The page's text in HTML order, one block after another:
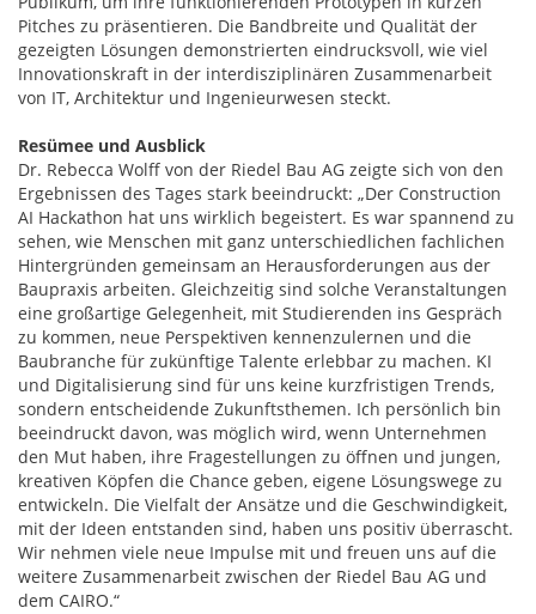
Pitches zu präsentieren. Die Bandbreite und Qualität der
gezeigten Lösungen demonstrierten eindrucksvoll, wie viel
Innovationskraft in der interdisziplinären Zusammenarbeit
von IT, Architektur und Ingenieurwesen steckt.
Resümee und Ausblick
Dr. Rebecca Wolff von der Riedel Bau AG zeigte sich von den
Ergebnissen des Tages stark beeindruckt: „Der Construction
AI Hackathon hat uns wirklich begeistert. Es war spannend zu
sehen, wie Menschen mit ganz unterschiedlichen fachlichen
Hintergründen gemeinsam an Herausforderungen aus der
Baupraxis arbeiten. Gleichzeitig sind solche Veranstaltungen
eine großartige Gelegenheit, mit Studierenden ins Gespräch
zu kommen, neue Perspektiven kennenzulernen und die
Baubranche für zukünftige Talente erlebbar zu machen. KI
und Digitalisierung sind für uns keine kurzfristigen Trends,
sondern entscheidende Zukunftsthemen. Ich persönlich bin
beeindruckt davon, was möglich wird, wenn Unternehmen
den Mut haben, ihre Fragestellungen zu öffnen und jungen,
kreativen Köpfen die Chance geben, eigene Lösungswege zu
entwickeln. Die Vielfalt der Ansätze und die Geschwindigkeit,
mit der Ideen entstanden sind, haben uns positiv überrascht.
Wir nehmen viele neue Impulse mit und freuen uns auf die
weitere Zusammenarbeit zwischen der Riedel Bau AG und
dem CAIRO.“